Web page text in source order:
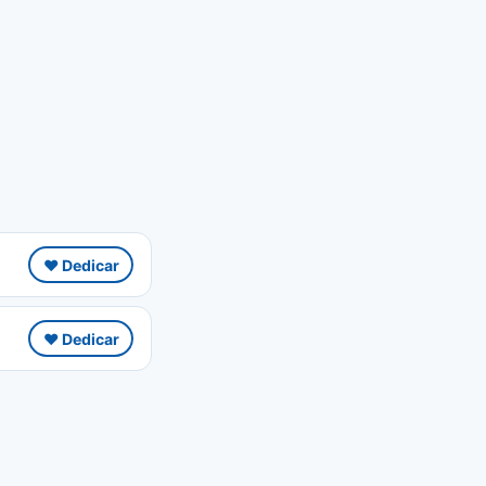
❤️ Dedicar
❤️ Dedicar